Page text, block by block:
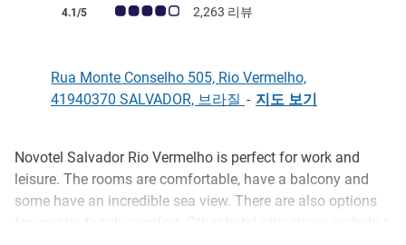
고객 평점 (ALL 평가)
4.1/5 2,263 리뷰
Rua Monte Conselho 505, Rio Vermelho,
41940370 SALVADOR, 브라질 - 지도 보기
호텔설명
Novotel Salvador Rio Vermelho is perfect for work and
leisure. The rooms are comfortable, have a balcony and
some have an incredible sea view. There are also options